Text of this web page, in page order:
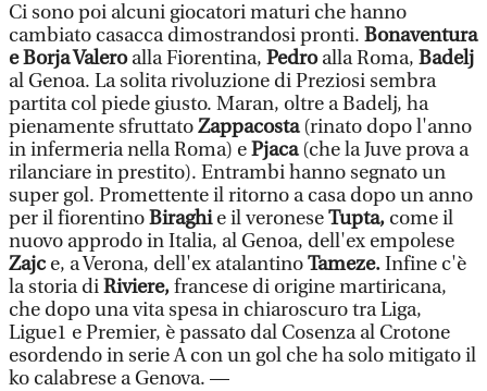
Ci sono poi alcuni giocatori maturi che hanno
cambiato casacca dimostrandosi pronti. Bonaventura
e Borja Valeroalla Fiorentina, Pedroalla Roma, Badelj
al Genoa. La solita rivoluzione di Preziosi sembra
partita col piede giusto. Maran, oltre a Badelj, ha
pienamente sfruttatoZappacosta(rinato dopo l'anno
in infermeria nella Roma) ePjaca(che la Juve prova a
rilanciare in prestito). Entrambi hanno segnato un
super gol. Promettente il ritorno a casa dopo un anno
per il fiorentinoBiraghie il veroneseTupta, come il
nuovo approdo in Italia, al Genoa, dell'ex empolese
Zajc e, a Verona, dell'ex atalantinoTameze.Infine c'è
la storia diRiviere,francese di origine martiricana,
che dopo una vita spesa in chiaroscuro tra Liga,
Ligue1 e Premier, è passato dal Cosenza al Crotone
esordendo in serie A con un gol che ha solo mitigato il
ko calabrese a Genova. —